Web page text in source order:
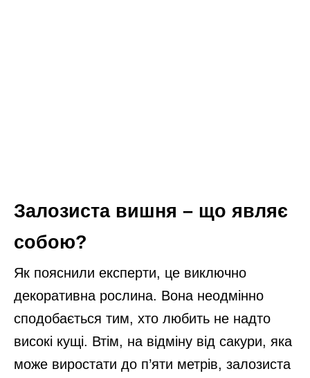
Залозиста вишня – що являє
собою?
Як пояснили експерти, це виключно
декоративна рослина. Вона неодмінно
сподобається тим, хто любить не надто
високі кущі. Втім, на відміну від сакури, яка
може виростати до п’яти метрів, залозиста